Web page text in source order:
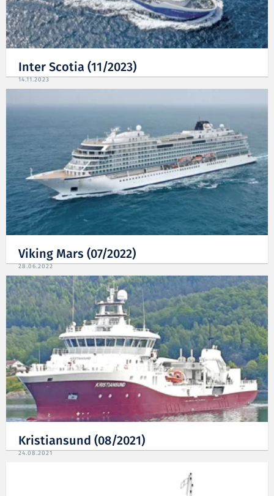
Inter Scotia (11/2023)
14.11.2023
Viking Mars (07/2022)
28.06.2022
Kristiansund (08/2021)
24.08.2021